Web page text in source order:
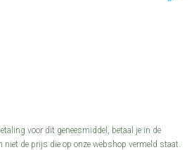
voor dit geneesmiddel, betaal je in de
niet de prijs die op onze webshop vermeld staat.